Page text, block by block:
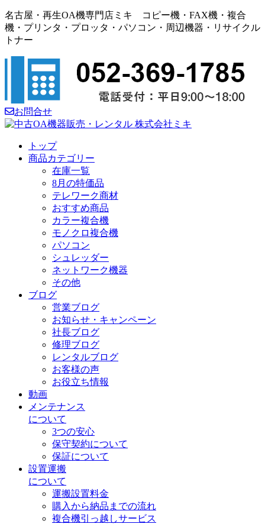
名古屋・再生OA機専門店ミキ コピー機・FAX機・複合
機・プリンタ・プロッタ・パソコン・周辺機器・リサイクル
トナー
お問合せ
トップ
商品カテゴリー
在庫一覧
8月の特価品
テレワーク商材
おすすめ商品
カラー複合機
モノクロ複合機
パソコン
シュレッダー
ネットワーク機器
その他
ブログ
営業ブログ
お知らせ・キャンペーン
社長ブログ
修理ブログ
レンタルブログ
お客様の声
お役立ち情報
動画
メンテナンス
について
3つの安心
保守契約について
保証について
設置運搬
について
運搬設置料金
購入から納品までの流れ
複合機引っ越しサービス